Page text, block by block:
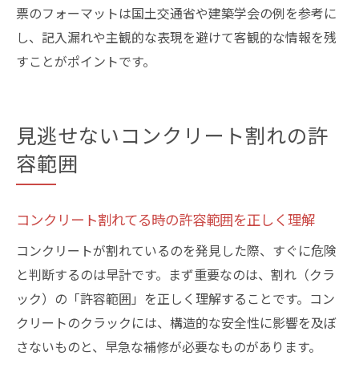
票のフォーマットは国土交通省や建築学会の例を参考に
し、記入漏れや主観的な表現を避けて客観的な情報を残
すことがポイントです。
見逃せないコンクリート割れの許
容範囲
コンクリート割れてる時の許容範囲を正しく理解
コンクリートが割れているのを発見した際、すぐに危険
と判断するのは早計です。まず重要なのは、割れ（クラ
ック）の「許容範囲」を正しく理解することです。コン
クリートのクラックには、構造的な安全性に影響を及ぼ
さないものと、早急な補修が必要なものがあります。